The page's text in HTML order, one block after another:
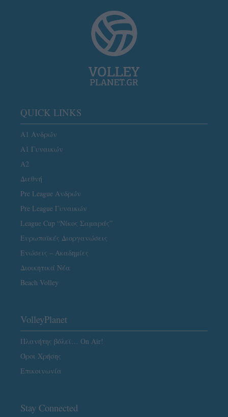
QUICK LINKS
Α1 Ανδρών
Α1 Γυναικών
A2
Διεθνή
Pre League Ανδρών
Pre League Γυναικών
League Cup “Νίκος Σαμαράς”
Ευρωπαϊκές Διοργανώσεις
Ενώσεις – Ακαδημίες
Διοικητικά Νέα
Beach Volley
VolleyPlanet
Πλανήτης βόλεϊ… On Air!
Όροι Χρήσης
Επικοινωνία
Stay Connected